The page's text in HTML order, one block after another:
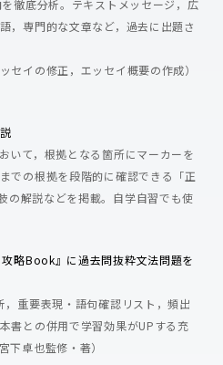
徹底分析。テキストメッセージ，広
，専門的な文章など，過去に出題さ
セイの修正，エッセイ概要の作成）
いて，根拠となる箇所にマーカーを
での根拠を段階的に確認できる「正
の解説などを掲載。自学自習でも使
攻略Book』に過去問抜粋文法問題を
重要表現・語句確認リスト，頻出
書との併用で学習効果がUPする充
卓也監修・著）